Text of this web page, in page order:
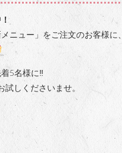
ニュー」をご注文のお客様に、
5名様に‼
しくださいませ。